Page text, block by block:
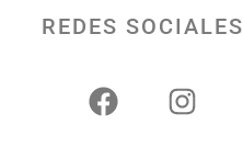
REDES SOCIALES